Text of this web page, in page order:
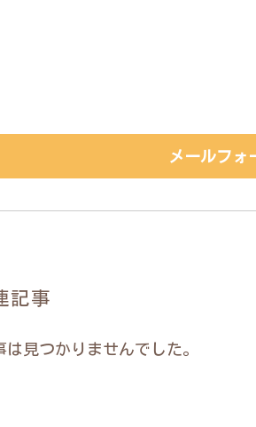
メールフォ
記事
は見つかりませんでした。